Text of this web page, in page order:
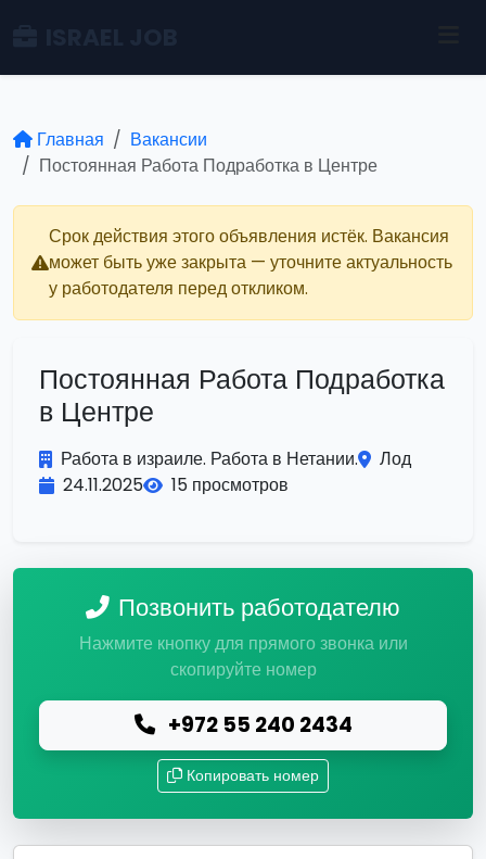
Главная
Вакансии
Постоянная Работа Подработка в Центре
Срок действия этого объявления истёк. Вакансия
может быть уже закрыта — уточните актуальность
у работодателя перед откликом.
Постоянная Работа Подработка
в Центре
Работа в израиле. Работа в Нетании.
Лод
24.11.2025
15 просмотров
Позвонить работодателю
Нажмите кнопку для прямого звонка или
скопируйте номер
+972 55 240 2434
Копировать номер